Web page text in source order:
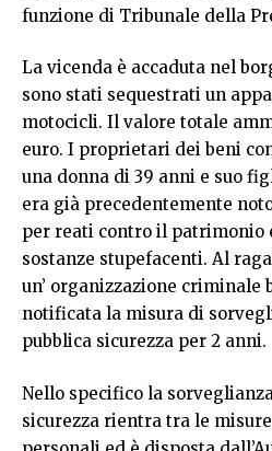
funzione di Tribunale della
La vicenda è accaduta nel
sono stati sequestrati un
motocicli. Il valore totale
euro. I proprietari dei beni
una donna di 39 anni e suo
era già precedentemente
per reati contro il patrimonio
sostanze stupefacenti. Al
un’ organizzazione criminale
notificata la misura di
pubblica sicurezza per 2 anni.
Nello specifico la
sicurezza rientra tra le